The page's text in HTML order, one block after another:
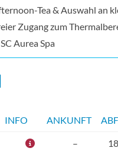
Tea & Auswahl an
Zugang zum
Aurea Spa
INFO ANKUNFT
–